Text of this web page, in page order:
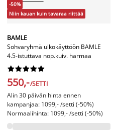
-50%
Niin kauan kuin tavaraa riittää
BAMLE
Sohvaryhmä ulkokäyttöön BAMLE
4.5-istuttava nop.kuiv. harmaa






550,-/SETTI
Alin 30 päivän hinta ennen
kampanjaa: 1099,- /setti (-50%)
Normaalihinta: 1099,- /setti (-50%)